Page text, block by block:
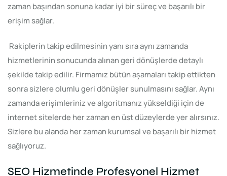
zaman başından sonuna kadar iyi bir süreç ve başarılı bir
erişim sağlar.
Rakiplerin takip edilmesinin yanı sıra aynı zamanda
hizmetlerinin sonucunda alınan geri dönüşlerde detaylı
şekilde takip edilir. Firmamız bütün aşamaları takip ettikten
sonra sizlere olumlu geri dönüşler sunulmasını sağlar. Aynı
zamanda erişimleriniz ve algoritmanız yükseldiği için de
internet sitelerde her zaman en üst düzeylerde yer alırsınız.
Sizlere bu alanda her zaman kurumsal ve başarılı bir hizmet
sağlıyoruz.
SEO Hizmetinde Profesyonel Hizmet